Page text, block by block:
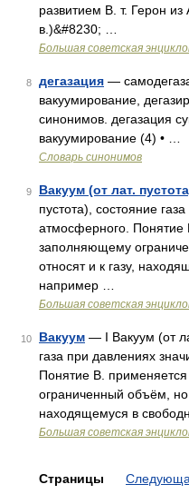
развитием В. т. Герон
в.)&#8230; …
Большая советская
8 дегазация —
вакуумирование,
синонимов. дегазация
вакуумирование (4) • …
Словарь синонимов
9 Вакуум (от лат.
пустота), состояние
атмосферного. Понятие
заполняющему
относят и к газу,
например …
Большая советская
10 Вакуум — I Вакуум (от
газа при давлениях
Понятие В.
ограниченный объём, но
находящемуся в
Большая советская
Страницы